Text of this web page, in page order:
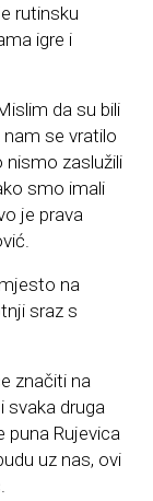
rutinsku
igre i
da su bili
se vratilo
nismo zaslužili
smo imali
je prava
na
sraz s
značiti na
svaka druga
puna Rujevica
uz nas, ovi